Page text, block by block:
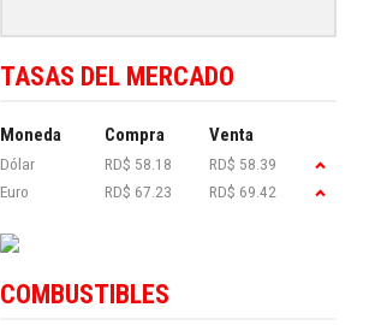
TASAS DEL MERCADO
Moneda Compra Venta
Dólar RD$ 58.18
RD$ 58.39
Euro
RD$ 67.23 RD$ 69.42
COMBUSTIBLES